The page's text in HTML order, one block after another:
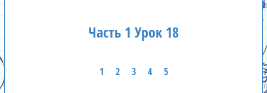
Часть 1 Урок 18
1 2 3 4 5